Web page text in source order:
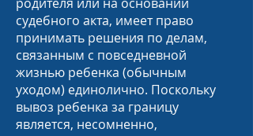
судебного акта, имеет право
принимать решения по делам,
связанным с повседневной
жизнью ребенка (обычным
уходом) единолично. Поскольку
вывоз ребенка за границу
является, несомненно,